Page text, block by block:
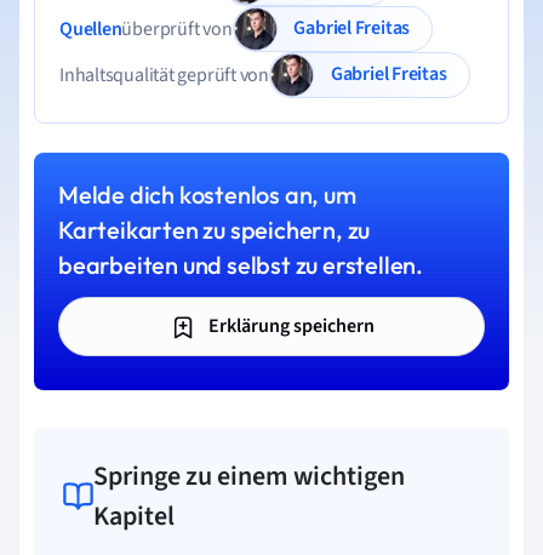
Quellenüberprüft von
Gabriel Freitas
Inhaltsqualität geprüft von
Gabriel Freitas
Melde dich kostenlos an, um
Karteikarten zu speichern, zu
bearbeiten und selbst zu erstellen.
Erklärung speichern
Springe zu einem wichtigen
Kapitel